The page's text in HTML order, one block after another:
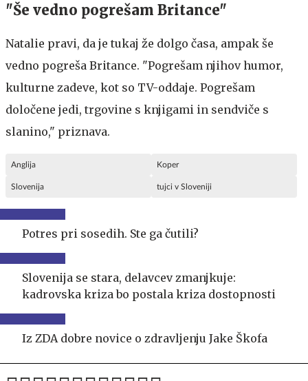
"Še vedno pogrešam Britance"
Natalie pravi, da je tukaj že dolgo časa, ampak še
vedno pogreša Britance. "Pogrešam njihov humor,
kulturne zadeve, kot so TV-oddaje. Pogrešam
določene jedi, trgovine s knjigami in sendviče s
slanino," priznava.
Anglija Koper
Slovenija tujci v Sloveniji
Potres pri sosedih. Ste ga čutili?
Slovenija se stara, delavcev zmanjkuje:
kadrovska kriza bo postala kriza dostopnosti
Iz ZDA dobre novice o zdravljenju Jake Škofa